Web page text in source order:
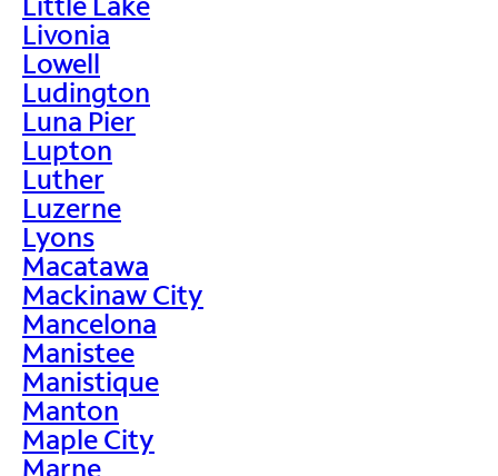
Livonia
Lowell
Ludington
Luna Pier
Lupton
Luther
Luzerne
Lyons
Macatawa
Mackinaw City
Mancelona
Manistee
Manistique
Manton
Maple City
Marne